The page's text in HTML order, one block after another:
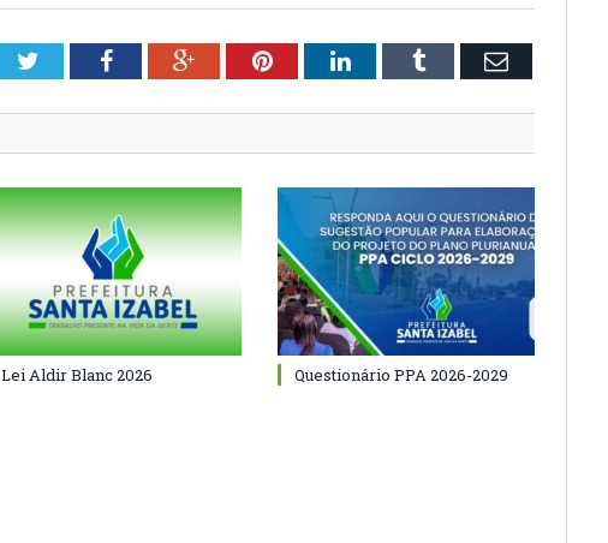
TwitterFacebookGoogle+PinterestLinkedInTumblr Email
Lei Aldir Blanc 2026 Questionário PPA 2026-2029